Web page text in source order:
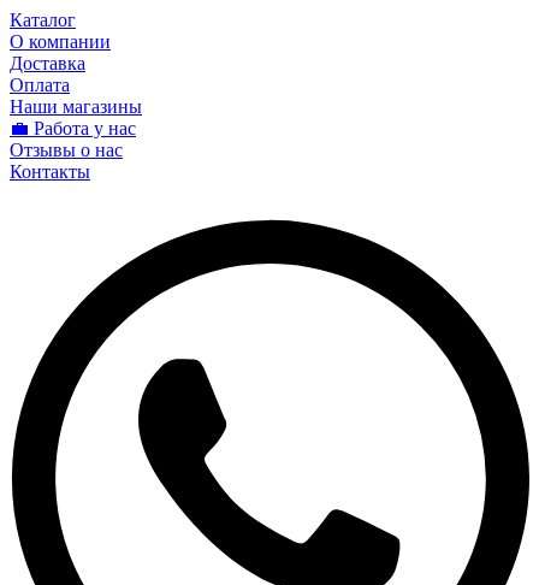
Каталог
О компании
Доставка
Оплата
Наши магазины
💼 Работа у нас
Отзывы о нас
Контакты